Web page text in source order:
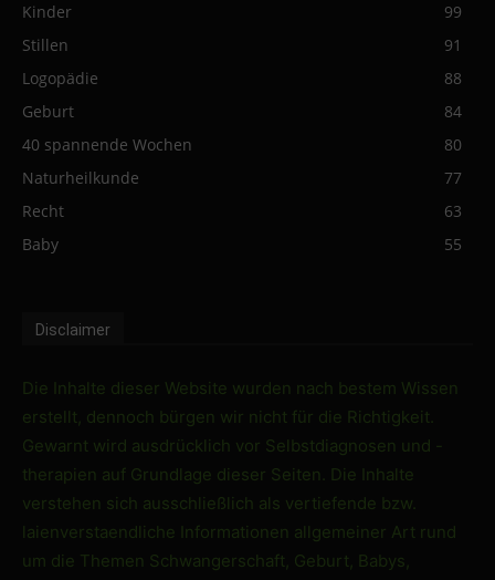
Kinder
99
Stillen
91
Logopädie
88
Geburt
84
40 spannende Wochen
80
Naturheilkunde
77
Recht
63
Baby
55
Disclaimer
Die Inhalte dieser Website wurden nach bestem Wissen
erstellt, dennoch bürgen wir nicht für die Richtigkeit.
Gewarnt wird ausdrücklich vor Selbstdiagnosen und -
therapien auf Grundlage dieser Seiten. Die Inhalte
verstehen sich ausschließlich als vertiefende bzw.
laienverstaendliche Informationen allgemeiner Art rund
um die Themen Schwangerschaft, Geburt, Babys,